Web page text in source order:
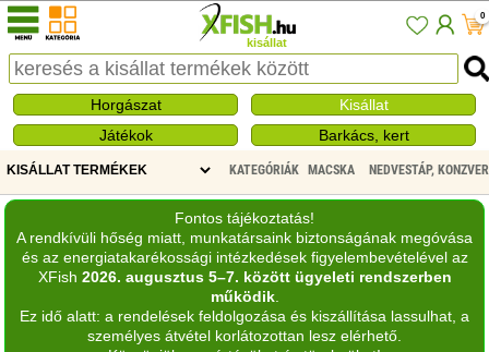
kisállat
0
Horgászat
Kisállat
Játékok
Barkács, kert
KATEGÓRIÁK MACSKA NEDVESTÁP,
Fontos tájékoztatás!
A rendkívüli hőség miatt, munkatársaink biztonságának megóvása
és az energiatakarékossági intézkedések figyelembevételével az
XFish 2026. augusztus 5–7. között ügyeleti rendszerben
működik.
Ez idő alatt: a rendelések feldolgozása és kiszállítása lassulhat, a
személyes átvétel korlátozottan lesz elérhető.